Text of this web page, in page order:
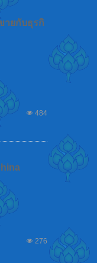
ายกับธุรกิ
넶 484
넶 276